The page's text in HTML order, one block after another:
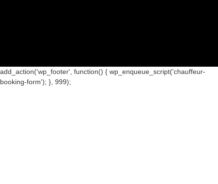
add_action('wp_footer', function() { wp_enqueue_script('chauffeur-
booking-form'); }, 999);